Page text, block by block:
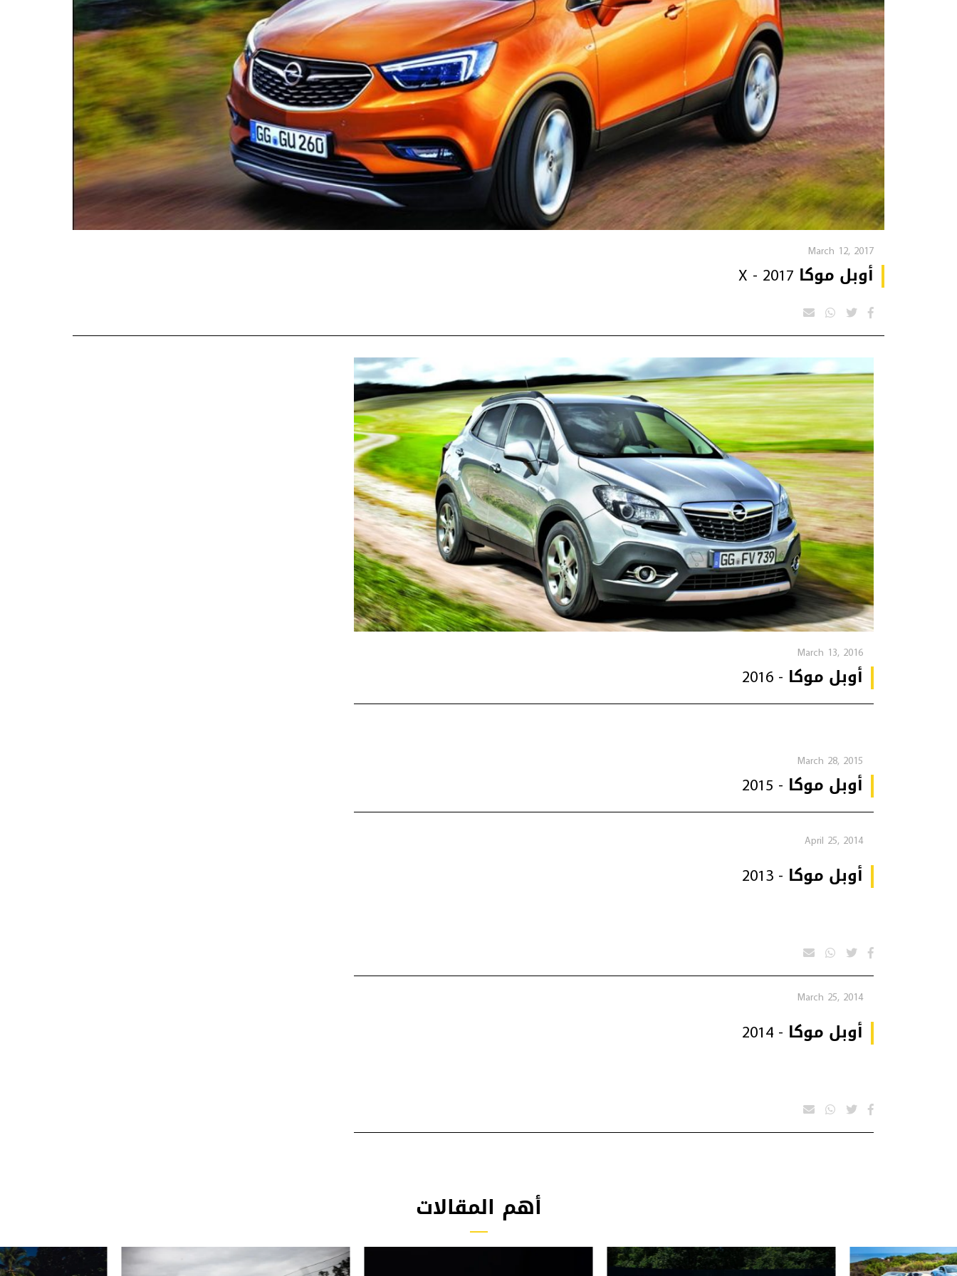
March 12, 2017
أوبل موكا X - 2017
March 13, 2016
أوبل موكا - 2016
March 28, 2015
أوبل موكا - 2015
April 25, 2014
أوبل موكا - 2013
March 25, 2014
أوبل موكا - 2014
أهم المقالات